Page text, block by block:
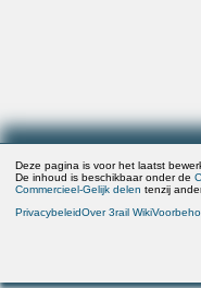
Deze pagina is voor het laatst
De inhoud is beschikbaar onder de
Commercieel-Gelijk delen tenzij
PrivacybeleidOver 3rail Wiki